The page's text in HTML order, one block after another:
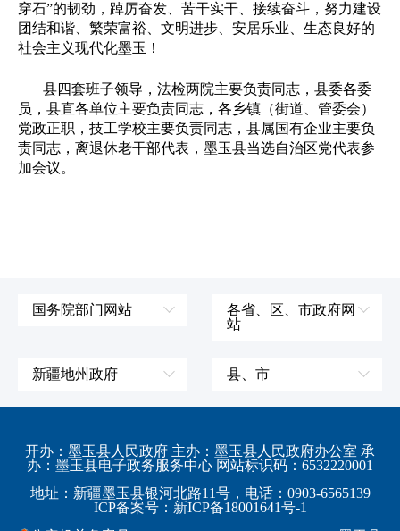
穿石”的韧劲，踔厉奋发、苦干实干、接续奋斗，努力建设
团结和谐、繁荣富裕、文明进步、安居乐业、生态良好的
社会主义现代化墨玉！
县四套班子领导，法检两院主要负责同志，县委各委
员，县直各单位主要负责同志，各乡镇（街道、管委会）
党政正职，技工学校主要负责同志，县属国有企业主要负
责同志，离退休老干部代表，墨玉县当选自治区党代表参
加会议。
国务院部门网站
国防部
教育部
工业和信息化部
监察部
各省、区、市政府网
站
江苏省
浙江省
安徽省
新疆地州政府
伊犁哈萨克自治州
阿勒泰地区
博尔塔拉蒙古自治州
县、市
皮山县
策勒县
民丰县
开办：墨玉县人民政府 主办：墨玉县人民政府办公室 承
办：墨玉县电子政务服务中心 网站标识码：6532220001
地址：新疆墨玉县银河北路11号，电话：0903-6565139
ICP备案号：新ICP备18001641号-1